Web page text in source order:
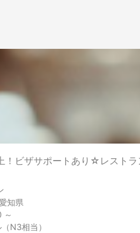
！ビザサポートあり☆レスト
知県
～
N3相当）